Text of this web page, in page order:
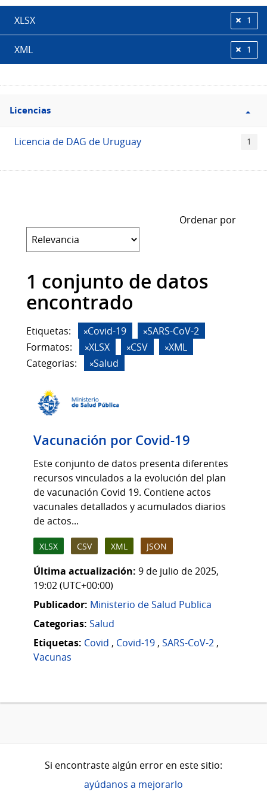
XLSX 1
XML 1
Filtro
Licencias
Licencias
Licencia de DAG de Uruguay 1
Ordenar por
1 conjunto de datos
encontrado
Etiquetas: Covid-19
SARS-CoV-2
Formatos:
XLSX CSV
XML
Categorias:
Salud
Vacunación por Covid-19
Este conjunto de datos presenta diferentes
recursos vinculados a la evolución del plan
de vacunación Covid 19. Contiene actos
vacunales detallados y acumulados diarios
de actos...
XLSX CSV XML JSON
Última actualización: 9 de julio de 2025,
19:02 (UTC+00:00)
Publicador: Ministerio de Salud Publica
Categorias: Salud
Etiquetas: Covid , Covid-19 , SARS-CoV-2 ,
Vacunas
Si encontraste algún error en este sitio:
ayúdanos a mejorarlo